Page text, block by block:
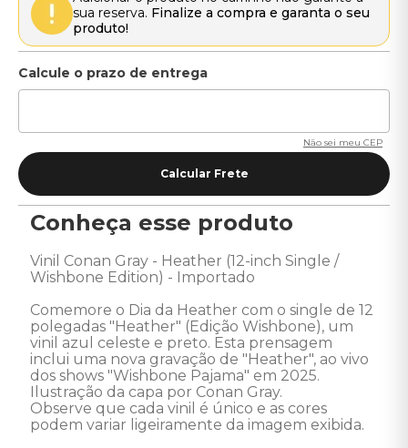
sua reserva. Finalize a compra e garanta o seu
produto!
Não sei meu CEP
Conheça esse produto
Vinil Conan Gray - Heather (12-inch Single /
Wishbone Edition) - Importado
Comemore o Dia da Heather com o single de 12
polegadas "Heather" (Edição Wishbone), um
vinil azul celeste e preto. Esta prensagem
inclui uma nova gravação de "Heather", ao vivo
dos shows "Wishbone Pajama" em 2025.
Ilustração da capa por Conan Gray.
Observe que cada vinil é único e as cores
podem variar ligeiramente da imagem exibida.